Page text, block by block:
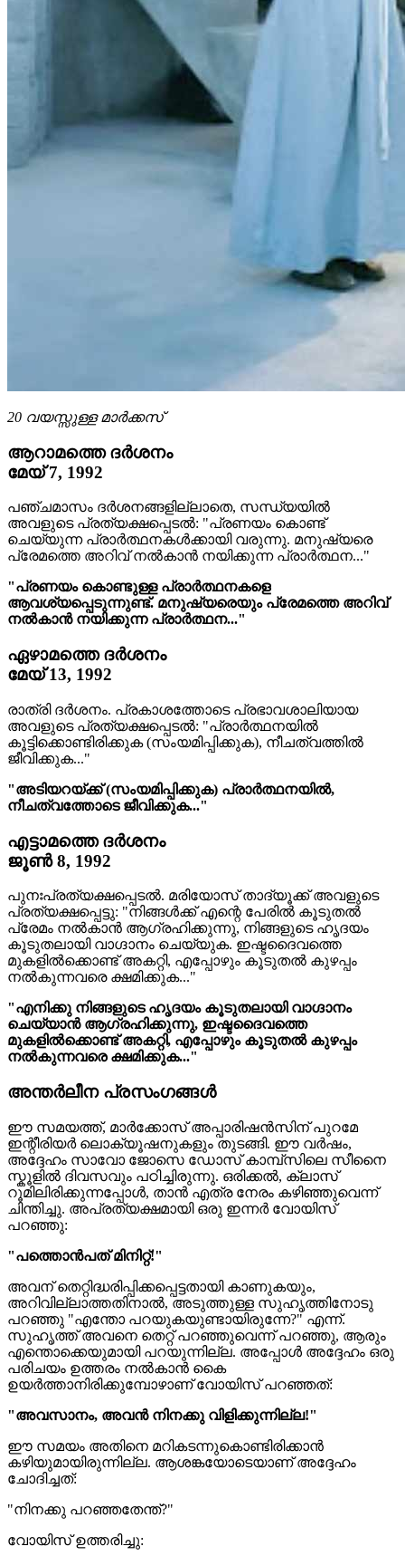
20 വയസ്സുള്ള മാർക്കസ്
ആറാമത്തെ ദർശനം
മേയ് 7, 1992
പഞ്ചമാസം ദർശനങ്ങളില്ലാതെ, സന്ധ്യയിൽ
അവളുടെ പ്രത്യക്ഷപ്പെടൽ: "പ്രണയം കൊണ്ട്
ചെയ്യുന്ന പ്രാർത്ഥനകൾക്കായി വരുന്നു. മനുഷ്യരെ
പ്രേമത്തെ അറിവ് നൽകാൻ നയിക്കുന്ന പ്രാർത്ഥന..."
"പ്രണയം കൊണ്ടുള്ള പ്രാർത്ഥനകളെ
ആവശ്യപ്പെടുന്നുണ്ട്. മനുഷ്യരെയും പ്രേമത്തെ അറിവ്
നൽകാൻ നയിക്കുന്ന പ്രാർത്ഥന..."
ഏഴാമത്തെ ദർശനം
മേയ് 13, 1992
രാത്രി ദർശനം. പ്രകാശത്തോടെ പ്രഭാവശാലിയായ
അവളുടെ പ്രത്യക്ഷപ്പെടൽ: "പ്രാർത്ഥനയിൽ
കൂട്ടിക്കൊണ്ടിരിക്കുക (സംയമിപ്പിക്കുക), നീചത്വത്തിൽ
ജീവിക്കുക..."
"അടിയറയ്ക്ക് (സംയമിപ്പിക്കുക) പ്രാർത്ഥനയിൽ,
നീചത്വത്തോടെ ജീവിക്കുക..."
എട്ടാമത്തെ ദർശനം
ജൂൺ 8, 1992
പുനഃപ്രത്യക്ഷപ്പെടൽ. മരിയോസ് താദ്യൂക്ക് അവളുടെ
പ്രത്യക്ഷപ്പെട്ടു: "നിങ്ങൾക്ക് എന്റെ പേരിൽ കൂടുതൽ
പ്രേമം നൽകാൻ ആഗ്രഹിക്കുന്നു, നിങ്ങളുടെ ഹൃദയം
കൂടുതലായി വാഗ്ദാനം ചെയ്യുക. ഇഷ്ടദൈവത്തെ
മുകളില്‍ക്കൊണ്ട് അകറ്റി, എപ്പോഴും കൂടുതൽ കുഴപ്പം
നൽകുന്നവരെ ക്ഷമിക്കുക..."
"എനിക്കു നിങ്ങളുടെ ഹൃദയം കൂടുതലായി വാഗ്ദാനം
ചെയ്യാൻ ആഗ്രഹിക്കുന്നു, ഇഷ്ടദൈവത്തെ
മുകളില്‍ക്കൊണ്ട് അകറ്റി, എപ്പോഴും കൂടുതൽ കുഴപ്പം
നൽകുന്നവരെ ക്ഷമിക്കുക..."
അന്തർലീന പ്രസംഗങ്ങൾ
ഈ സമയത്ത്, മാർക്കോസ് അപ്പാരിഷൻസിന് പുറമേ
ഇന്റീരിയർ ലൊക്യൂഷനുകളും തുടങ്ങി. ഈ വർഷം,
അദ്ദേഹം സാവോ ജോസെ ഡോസ് കാമ്പ്സിലെ സീനൈ
സ്കൂളിൽ ദിവസവും പഠിച്ചിരുന്നു. ഒരിക്കൽ, ക്ലാസ്
റൂമിലിരിക്കുന്നപ്പോൾ, താൻ എത്ര നേരം കഴിഞ്ഞുവെന്ന്
ചിന്തിച്ചു. അപ്രത്യക്ഷമായി ഒരു ഇന്നർ വോയിസ്
പറഞ്ഞു:
"പത്തൊൻപത് മിനിറ്റ്!"
അവന് തെറ്റിദ്ധരിപ്പിക്കപ്പെട്ടതായി കാണുകയും,
അറിവില്ലാത്തതിനാൽ, അടുത്തുള്ള സുഹൃത്തിനോടു
പറഞ്ഞു "എന്തോ പറയുകയുണ്ടായിരുന്നേ?" എന്ന്.
സുഹൃത്ത് അവനെ തെറ്റ് പറഞ്ഞുവെന്ന് പറഞ്ഞു, ആരും
എന്തൊക്കെയുമായി പറയുന്നില്ല. അപ്പോൾ അദ്ദേഹം ഒരു
പരിചയം ഉത്തരം നൽകാൻ കൈ
ഉയർത്താനിരിക്കുമ്പോഴാണ് വോയിസ് പറഞ്ഞത്:
"അവസാനം, അവൻ നിനക്കു വിളിക്കുന്നില്ല!"
ഈ സമയം അതിനെ മറികടന്നുകൊണ്ടിരിക്കാൻ
കഴിയുമായിരുന്നില്ല. ആശങ്കയോടെയാണ് അദ്ദേഹം
ചോദിച്ചത്:
"നിനക്കു പറഞ്ഞതേന്ത്?"
വോയിസ് ഉത്തരിച്ചു: